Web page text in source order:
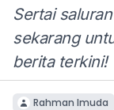
Sertai saluran
sekarang
berita terkini!
Rahman Imuda